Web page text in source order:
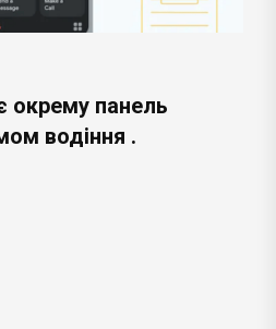
окрему панель
водіння .